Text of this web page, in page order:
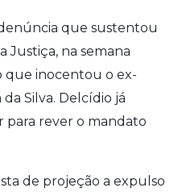
que sustentou
Justiça, na semana
que inocentou o ex-
Silva. Delcídio já
para rever o mandato
de projeção a expulso